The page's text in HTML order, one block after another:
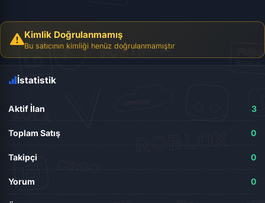
Kimlik Doğrulanmamış
Bu satıcının kimliği henüz doğrulanmamıştır
İstatistik
Aktif İlan 3
Toplam Satış 0
Takipçi 0
Yorum 0